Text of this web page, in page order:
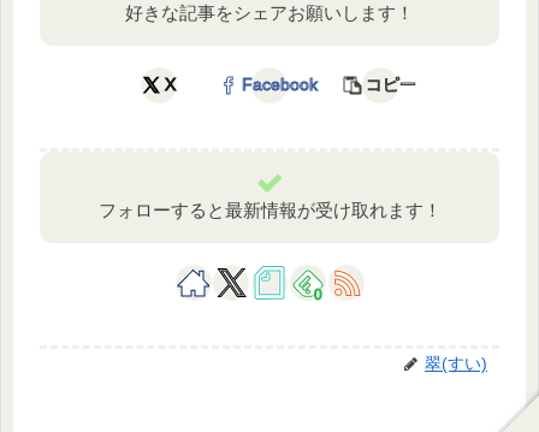
好きな記事をシェアお願いします！
X Facebook コピー
フォローすると最新情報が受け取れます！
0
翠(すい)